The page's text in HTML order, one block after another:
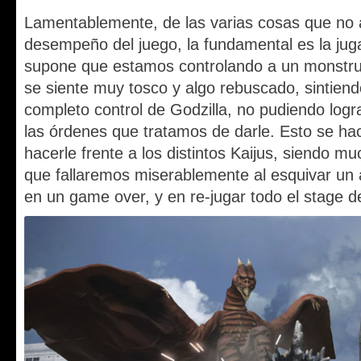
Lamentablemente, de las varias cosas que no
desempeño del juego, la fundamental es la
supone que estamos controlando a un
se siente muy tosco y algo rebuscado,
completo control de Godzilla, no pudiendo
las órdenes que tratamos de darle. Esto se
hacerle frente a los distintos Kaijus, siendo
que fallaremos miserablemente al esquivar
en un game over, y en re-jugar todo el stage